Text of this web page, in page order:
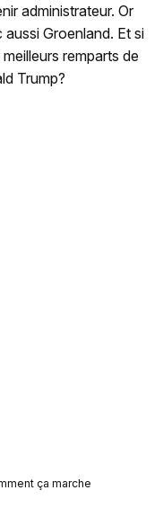
administrateur. Or
Groenland. Et si
remparts de
Trump?
ça marche